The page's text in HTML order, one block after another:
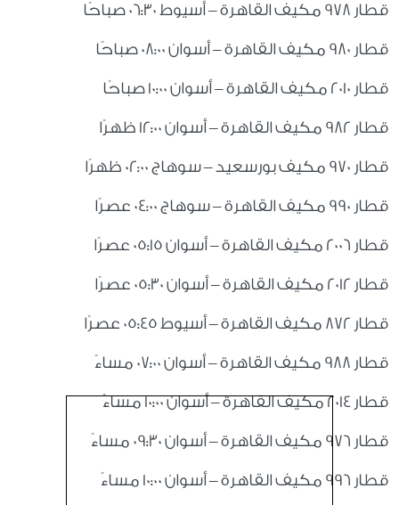
قطار 978 مكيف القاهرة – أسيوط 06:30 صباحًا
قطار 980 مكيف القاهرة – أسوان 08:00 صباحًا
قطار 2010 مكيف القاهرة – أسوان 10:00 صباحًا
قطار 982 مكيف القاهرة – أسوان 12:00 ظهرًا
قطار 970 مكيف بورسعيد – سوهاج 02:00 ظهرًا
قطار 990 مكيف القاهرة – سوهاج 04:00 عصرًا
قطار 2006 مكيف القاهرة – أسوان 05:15 عصرًا
قطار 2012 مكيف القاهرة – أسوان 05:30 عصرًا
قطار 872 مكيف القاهرة – أسيوط 05:45 عصرًا
قطار 988 مكيف القاهرة – أسوان 07:00 مساءً
قطار 2014 مكيف القاهرة – أسوان 10:00 مساءً
قطار 976 مكيف القاهرة – أسوان 09:30 مساءً
قطار 996 مكيف القاهرة – أسوان 10:00 مساءً